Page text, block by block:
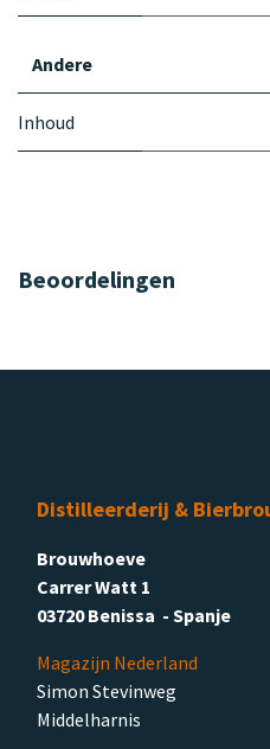
Andere
Inhoud
Beoordelingen
Distilleerderij &
Brouwhoeve
Carrer Watt 1
03720 Benissa - Spanje
Magazijn Nederland
Simon Stevinweg
Middelharnis